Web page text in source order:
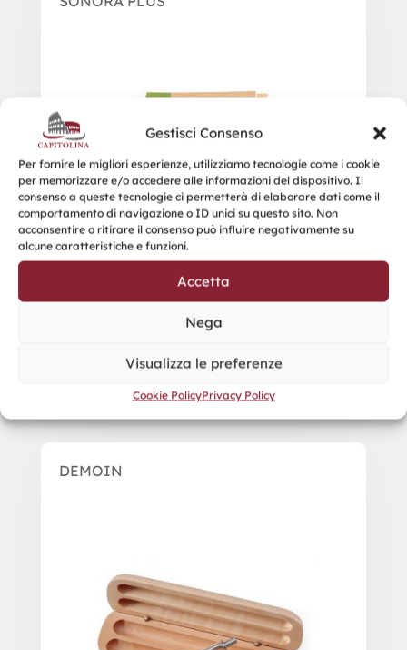
Gestisci Consenso
Per fornire le migliori esperienze, utilizziamo tecnologie come i cookie
per memorizzare e/o accedere alle informazioni del dispositivo. Il
consenso a queste tecnologie ci permetterà di elaborare dati come il
comportamento di navigazione o ID unici su questo sito. Non
acconsentire o ritirare il consenso può influire negativamente su
alcune caratteristiche e funzioni.
Accetta
Nega
Visualizza le preferenze
Cookie PolicyPrivacy Policy
DEMOIN